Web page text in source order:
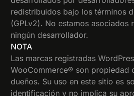
redistribuidos bajo los términos
(GPLv2). No estamos asociados
ningún desarrollador.
NOTA
Las marcas registradas
WooCommerce® son propiedad
dueños. Su uso en este sitio es
identificación y no implica su